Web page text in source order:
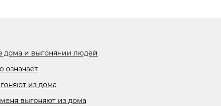
дома и выгонянии людей
означает
из дома
выгоняют из дома